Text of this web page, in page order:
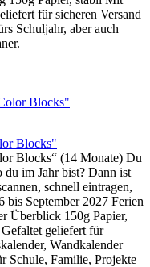
für sicheren Versand
Schuljahr, aber auch
Blocks"
Blocks“ (14 Monate) Du
im Jahr bist? Dann ist
schnell eintragen,
bis September 2027 Ferien
Überblick 150g Papier,
geliefert für
Wandkalender
Schule, Familie, Projekte